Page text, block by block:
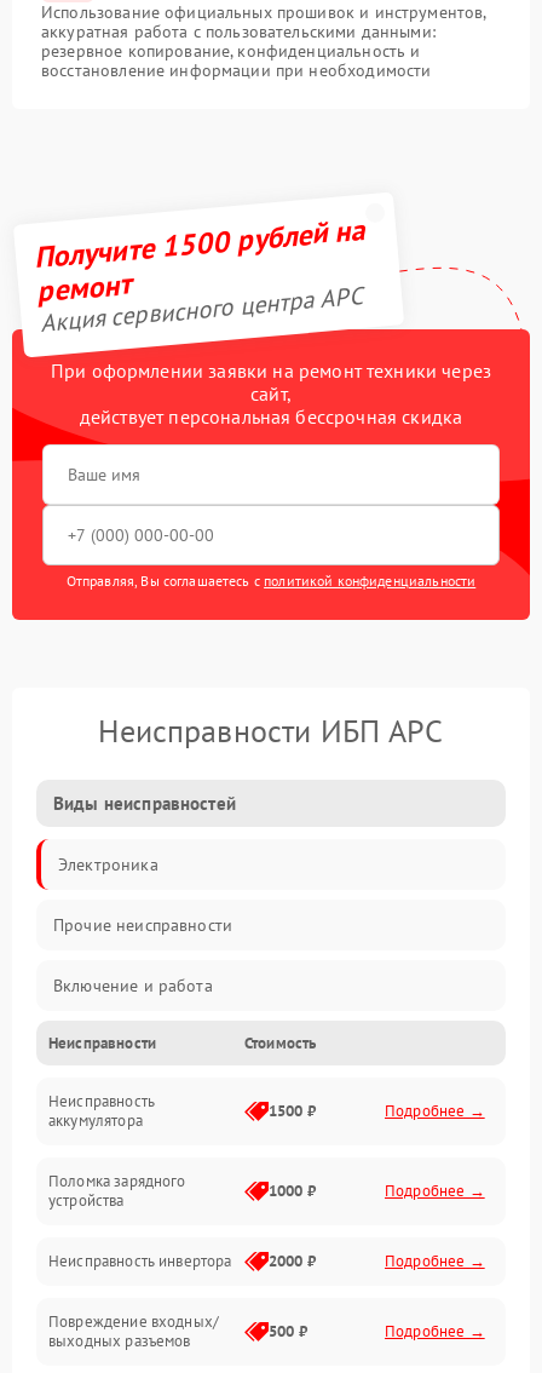
Использование официальных прошивок и инструментов,
аккуратная работа с пользовательскими данными:
резервное копирование, конфиденциальность и
восстановление информации при необходимости
Получите 1500 рублей на
ремонт
Акция сервисного центра APC
При оформлении заявки на ремонт техники через
сайт,
действует персональная бессрочная скидка
Отправляя, Вы соглашаетесь с политикой конфиденциальности
Неисправности ИБП APC
Виды неисправностей
Электроника
Прочие неисправности
Включение и работа
Работа с нагрузкой
Звук и индикация
Механические повреждения
Неисправности Стоимость
Неисправность
аккумулятора
1500 ₽ Подробнее →
Поломка зарядного
устройства
1000 ₽ Подробнее →
Неисправность инвертора 2000 ₽ Подробнее →
Повреждение входных/
выходных разъемов
500 ₽ Подробнее →